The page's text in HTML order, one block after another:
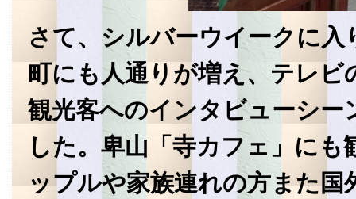
さて、シルバーウイークに入
町にも人通りが増え、テレビ
観光客へのインタビューシー
した。卑山「寺カフェ」にも
ップルや家族連れの方また国